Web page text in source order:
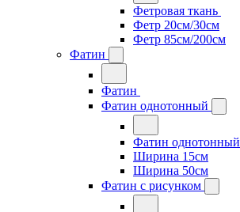
Фетровая ткань
Фетр 20см/30см
Фетр 85см/200см
Фатин
Фатин
Фатин однотонный
Фатин однотонный
Ширина 15см
Ширина 50см
Фатин с рисунком